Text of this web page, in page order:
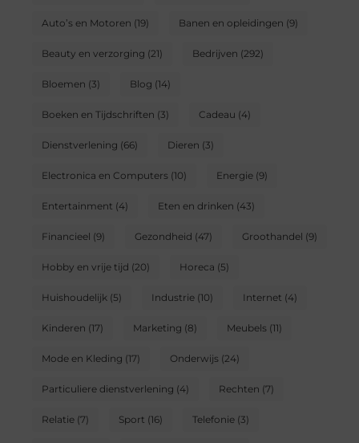
Auto’s en Motoren (19) Banen en opleidingen (9)
Beauty en verzorging (21) Bedrijven (292)
Bloemen (3) Blog (14)
Boeken en Tijdschriften (3) Cadeau (4)
Dienstverlening (66) Dieren (3)
Electronica en Computers(10) Energie(9)
Entertainment (4) Eten en drinken (43)
Financieel (9) Gezondheid (47) Groothandel (9)
Hobby en vrije tijd (20) Horeca (5)
Huishoudelijk(5) Industrie(10) Internet (4)
Kinderen (17) Marketing (8) Meubels(11)
Mode en Kleding (17) Onderwijs(24)
Particuliere dienstverlening (4) Rechten (7)
Relatie(7) Sport (16) Telefonie(3)